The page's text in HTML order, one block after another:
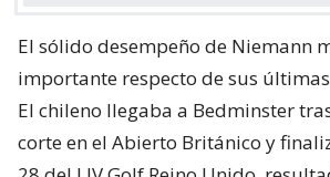
El sólido desempeño de Niemann
importante respecto de sus
El chileno llegaba a Bedminster
corte en el Abierto Británico y